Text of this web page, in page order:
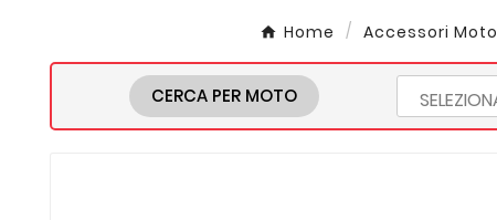
Home Accessori Moto
CERCA PER MOTO